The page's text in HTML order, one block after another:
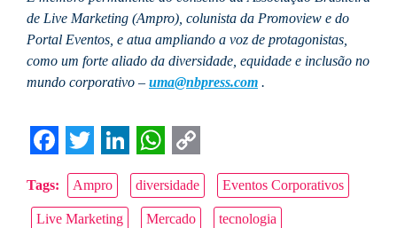
de Live Marketing (Ampro), colunista da Promoview e do
Portal Eventos, e atua ampliando a voz de protagonistas,
como um forte aliado da diversidade, equidade e inclusão no
mundo corporativo – uma@nbpress.com .
Facebook
Twitter
LinkedIn
WhatsApp
Copy
Link
Tags: Ampro diversidade Eventos Corporativos
Live Marketing Mercado tecnologia